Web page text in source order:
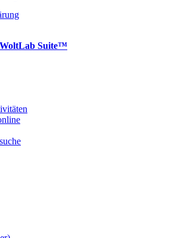
WoltLab Suite™